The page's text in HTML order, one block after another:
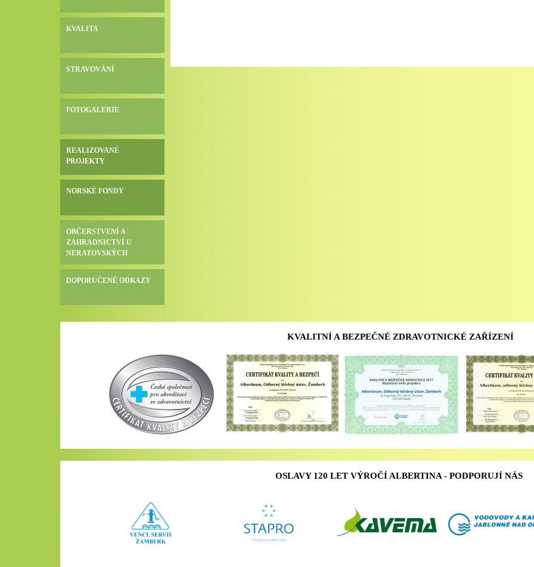
KVALITA
STRAVOVÁNÍ
FOTOGALERIE
REALIZOVANÉ
PROJEKTY
NORSKÉ FONDY
OBČERSTVENÍ A
ZAHRADNICTVÍ U
NERATOVSKÝCH
DOPORUČENÉ ODKAZY
KVALITNÍ A BEZPEČNÉ ZDRAVOTNICKÉ ZAŘÍZENÍ
OSLAVY 120 LET VÝROČÍ ALBERTINA - PODPORUJÍ NÁS